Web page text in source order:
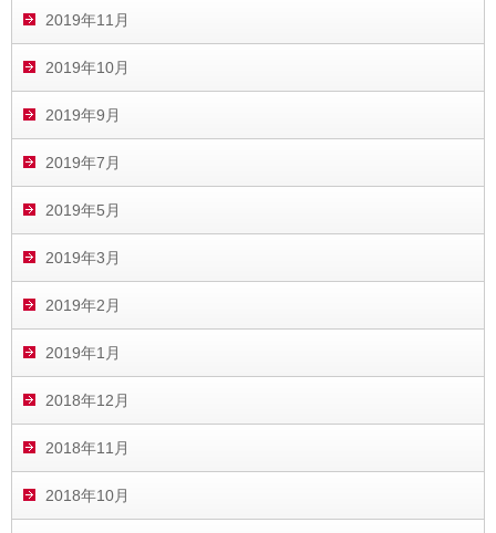
2019年11月
2019年10月
2019年9月
2019年7月
2019年5月
2019年3月
2019年2月
2019年1月
2018年12月
2018年11月
2018年10月